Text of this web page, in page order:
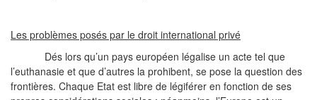
Les problèmes posés par le droit international privé
Dés lors qu’un pays européen légalise un acte tel que
l’euthanasie et que d’autres la prohibent, se pose la question des
frontières. Chaque Etat est libre de légiférer en fonction de ses